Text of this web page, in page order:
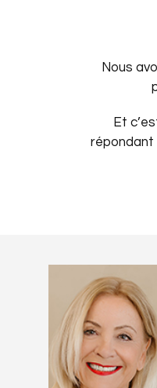
Nous
Et
répondant